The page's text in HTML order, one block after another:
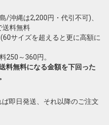
/沖縄は2,200円・代引不可)、
送料無料
サイズを超えると更に高額に
250～360円。
料無料になる金額を下回った
即日発送、それ以降のご注文